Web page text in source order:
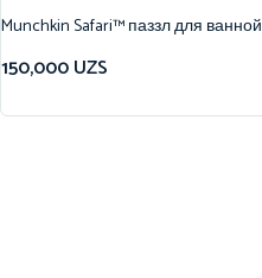
Munchkin Safari™ паззл для ванной
150,000UZS